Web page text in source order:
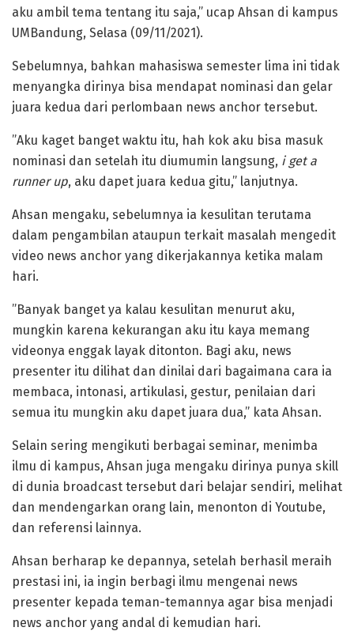
aku ambil tema tentang itu saja,” ucap Ahsan di kampus
UMBandung, Selasa (09/11/2021).
Sebelumnya, bahkan mahasiswa semester lima ini tidak
menyangka dirinya bisa mendapat nominasi dan gelar
juara kedua dari perlombaan news anchor tersebut.
”Aku kaget banget waktu itu, hah kok aku bisa masuk
nominasi dan setelah itu diumumin langsung, i get a
runner up, aku dapet juara kedua gitu,” lanjutnya.
Ahsan mengaku, sebelumnya ia kesulitan terutama
dalam pengambilan ataupun terkait masalah mengedit
video news anchor yang dikerjakannya ketika malam
hari.
”Banyak banget ya kalau kesulitan menurut aku,
mungkin karena kekurangan aku itu kaya memang
videonya enggak layak ditonton. Bagi aku, news
presenter itu dilihat dan dinilai dari bagaimana cara ia
membaca, intonasi, artikulasi, gestur, penilaian dari
semua itu mungkin aku dapet juara dua,” kata Ahsan.
Selain sering mengikuti berbagai seminar, menimba
ilmu di kampus, Ahsan juga mengaku dirinya punya skill
di dunia broadcast tersebut dari belajar sendiri, melihat
dan mendengarkan orang lain, menonton di Youtube,
dan referensi lainnya.
Ahsan berharap ke depannya, setelah berhasil meraih
prestasi ini, ia ingin berbagi ilmu mengenai news
presenter kepada teman-temannya agar bisa menjadi
news anchor yang andal di kemudian hari.